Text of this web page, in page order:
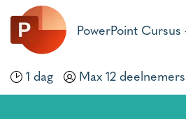
PowerPoint Cursus
1 dag
Max 12 deelnemers